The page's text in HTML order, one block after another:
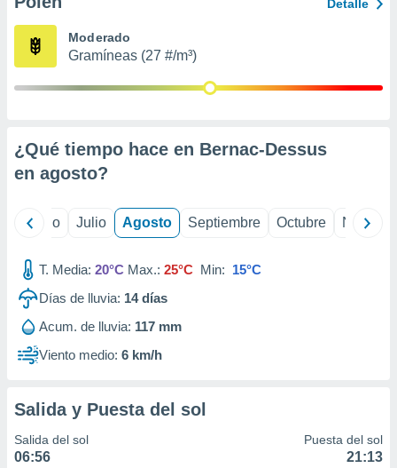
publicidad
1199
Detalle
Moderado
Gramíneas (27 #/m³)
¿Qué tiempo hace en Bernac-Dessus
en agosto?
Junio Julio Agosto Septiembre Octubre
T. Media: 20°C Max.: 25°C Min: 15°C
Días de lluvia: 14días
Acum. de lluvia: 117 mm
Viento medio: 6 km/h
Salida y Puesta del sol
Salida del sol
06:56
Puesta del sol
21:13